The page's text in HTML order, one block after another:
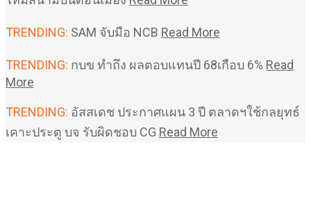
TRENDING: SAM จับมือ NCB Read More
TRENDING: กบข ทำถึง ผลตอบแทนปี 68เกือบ 6% Read
More
TRENDING: อัสสเดช ประกาศแผน 3 ปี ตลาดฯใช้กลยุทธ์
เคาะประตู บจ รับผิดชอบ CG Read More